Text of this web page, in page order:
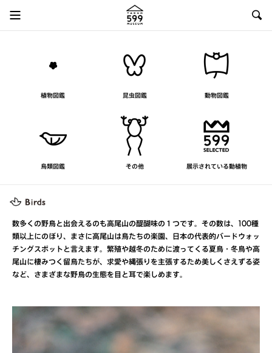
植物図鑑 昆虫図鑑 動物図鑑
鳥類図鑑 その他 展示されている動植物
数多くの野鳥と出会えるのも高尾山の醍醐味の１つです。その数は、100種
類以上にのぼり、まさに高尾山は鳥たちの楽園、日本の代表的バードウォッ
チングスポットと言えます。繁殖や越冬のために渡ってくる夏鳥・冬鳥や高
尾山に棲みつく留鳥たちが、求愛や縄張りを主張するため美しくさえずる姿
など、さまざまな野鳥の生態を目と耳で楽しめます。